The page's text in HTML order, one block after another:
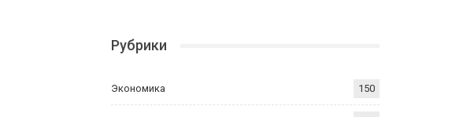
Рубрики
Экономика 150